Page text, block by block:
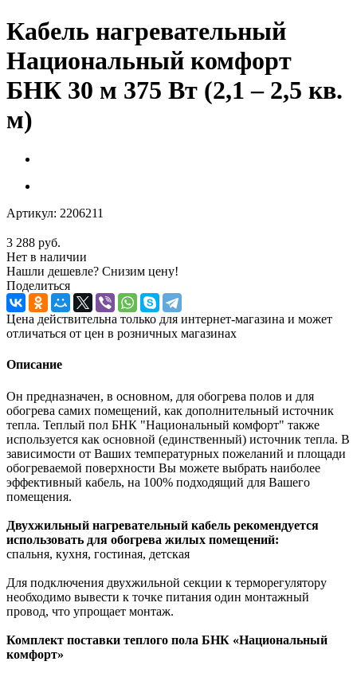
Кабель нагревательный
Национальный комфорт
БНК 30 м 375 Вт (2,1 – 2,5 кв.
м)
Артикул: 2206211
3 288 руб.
Нет в наличии
Нашли дешевле? Снизим цену!
Поделиться
Цена действительна только для интернет-магазина и может
отличаться от цен в розничных магазинах
Описание
Он предназначен, в основном, для обогрева полов и для
обогрева самих помещений, как дополнительный источник
тепла. Теплый пол БНК "Национальный комфорт" также
используется как основной (единственный) источник тепла. В
зависимости от Ваших температурных пожеланий и площади
обогреваемой поверхности Вы можете выбрать наиболее
эффективный кабель, на 100% подходящий для Вашего
помещения.
Двухжильный нагревательный кабель рекомендуется
использовать для обогрева жилых помещений:
спальня, кухня, гостиная, детская
Для подключения двухжильной секции к терморегулятору
необходимо вывести к точке питания один монтажный
провод, что упрощает монтаж.
Комплект поставки теплого пола БНК «Национальный
комфорт»